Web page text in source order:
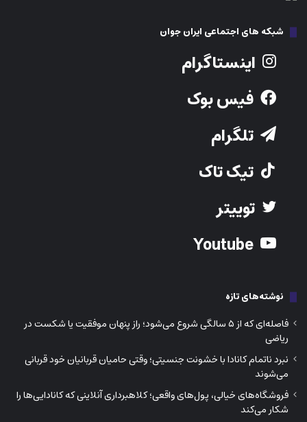
شبکه های اجتماعی ایران جوان
اینستاگرام
فیس بوک
تلگرام
تیک تاک
توییتر
نوشته‌های تازه
فاصله‌ای که از ۵ سالگی شروع می‌شود؛ راز پنهان موفقیت یا شکست در
ریاضی
نبرد ناتمام کانادا با خشونت جنسیتی؛ وقتی حامیان قربانیان خود قربانی
می‌شوند
فروشگاه‌های خیالی، پول‌های واقعی؛ کلاهبرداری آنلاینی که کانادایی‌ها را
شکار می‌کند